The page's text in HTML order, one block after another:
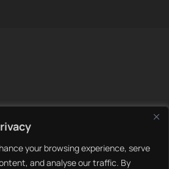
your browsing experience, serve
and analyse our traffic. By